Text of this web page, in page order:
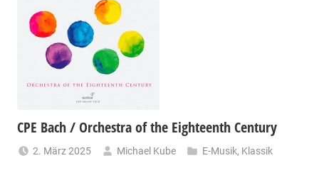
CPE Bach / Orchestra of the Eighteenth Century
2. März 2025 Michael Kube E-Musik, Klassik